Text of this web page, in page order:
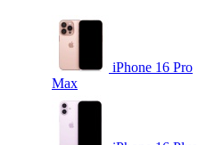
iPhone 16 Pro
Max